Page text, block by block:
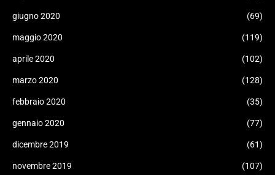
giugno 2020 (69)
maggio 2020 (119)
aprile 2020 (102)
marzo 2020 (128)
febbraio 2020 (35)
gennaio 2020 (77)
dicembre 2019 (61)
novembre 2019 (107)